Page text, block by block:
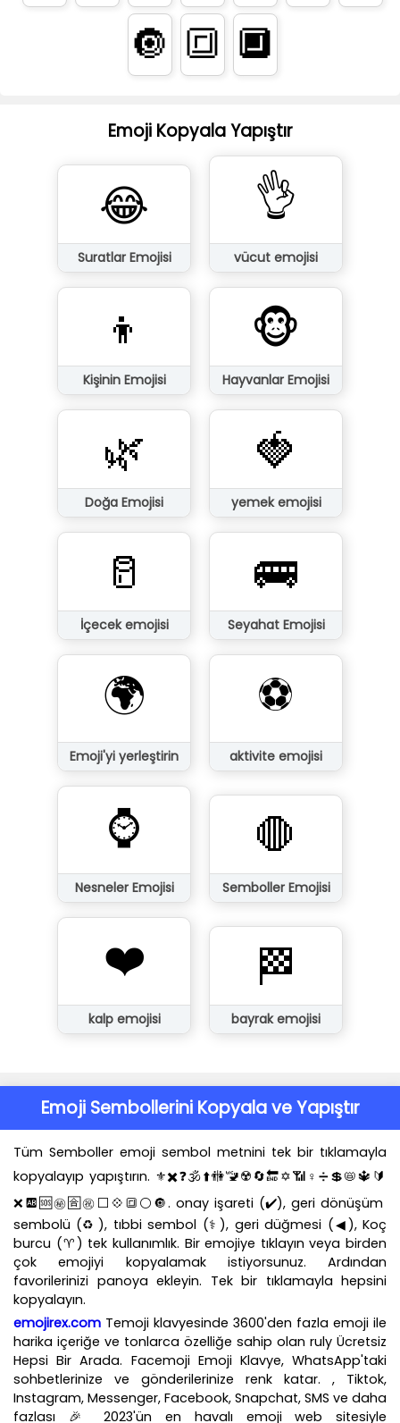
🔘 🔳 🔲
Emoji Kopyala Yapıştır
😂
Suratlar Emojisi
👌
vücut emojisi
👦
Kişinin Emojisi
🐵
Hayvanlar Emojisi
🌿
Doğa Emojisi
🍓
yemek emojisi
🥛
İçecek emojisi
🚌
Seyahat Emojisi
🌍
Emoji'yi yerleştirin
⚽
aktivite emojisi
⌚
Nesneler Emojisi
🛑
Semboller Emojisi
❤️
kalp emojisi
🏁
bayrak emojisi
Emoji Sembollerini Kopyala ve Yapıştır
Tüm Semboller emoji sembol metnini tek bir tıklamayla
kopyalayıp yapıştırın. ⚜️✖️❓🕉️⬆️🚻🚾☢️🔄🔚✡️📶♀️➗💲📛🔱🔰
❌🆎🆘㊙️🈴㊗️⬜💠🔳⚪🔘. onay işareti (✔️), geri dönüşüm
sembolü (♻️), tıbbi sembol (⚕️), geri düğmesi (◀), Koç
burcu (♈) tek kullanımlık. Bir emojiye tıklayın veya birden
çok emojiyi kopyalamak istiyorsunuz. Ardından
favorilerinizi panoya ekleyin. Tek bir tıklamayla hepsini
kopyalayın.
emojirex.com Temoji klavyesinde 3600'den fazla emoji ile
harika içeriğe ve tonlarca özelliğe sahip olan ruly Ücretsiz
Hepsi Bir Arada. Facemoji Emoji Klavye, WhatsApp'taki
sohbetlerinize ve gönderilerinize renk katar. , Tiktok,
Instagram, Messenger, Facebook, Snapchat, SMS ve daha
fazlası 🎉 2023'ün en havalı emoji web sitesiyle